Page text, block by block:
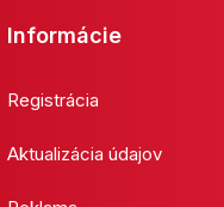
Informácie
Registrácia
Aktualizácia údajov